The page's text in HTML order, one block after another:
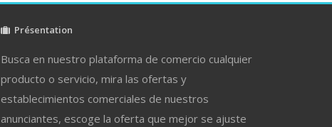
Présentation
Busca en nuestro plataforma de comercio cualquier
producto o servicio, mira las ofertas y
establecimientos comerciales de nuestros
anunciantes, escoge la oferta que mejor se ajuste